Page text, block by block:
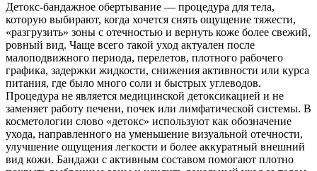
Детокс-бандажное обертывание — процедура для тела,
которую выбирают, когда хочется снять ощущение тяжести,
«разгрузить» зоны с отечностью и вернуть коже более свежий,
ровный вид. Чаще всего такой уход актуален после
малоподвижного периода, перелетов, плотного рабочего
графика, задержки жидкости, снижения активности или курса
питания, где было много соли и быстрых углеводов.
Процедура не является медицинской детоксикацией и не
заменяет работу печени, почек или лимфатической системы. В
косметологии слово «детокс» используют как обозначение
ухода, направленного на уменьшение визуальной отечности,
улучшение ощущения легкости и более аккуратный внешний
вид кожи. Бандажи с активным составом помогают плотно